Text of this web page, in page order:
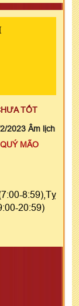
TỐT
2023 Âm lịch
QUÝ MÃO
8:59),Tỵ
20:59)